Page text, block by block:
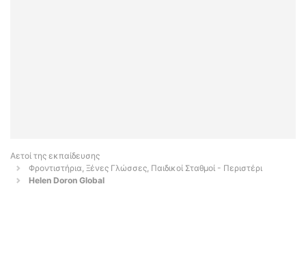
Αετοί της εκπαίδευσης
Φροντιστήρια, Ξένες Γλώσσες, Παιδικοί Σταθμοί - Περιστέρι
Helen Doron Global